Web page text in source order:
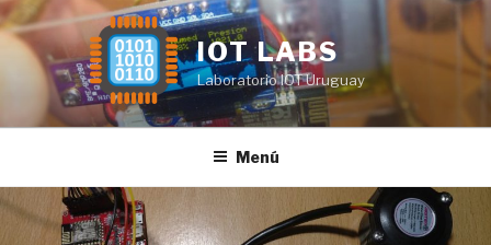
Saltar
al
contenido
IOT LABS
Laboratorio IOT Uruguay
Menú